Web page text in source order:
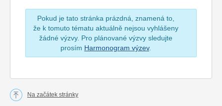
Pokud je tato stránka prázdná, znamená to,
že k tomuto tématu aktuálně nejsou vyhlášeny
žádné výzvy. Pro plánované výzvy sledujte
prosím Harmonogram výzev.
Na začátek stránky